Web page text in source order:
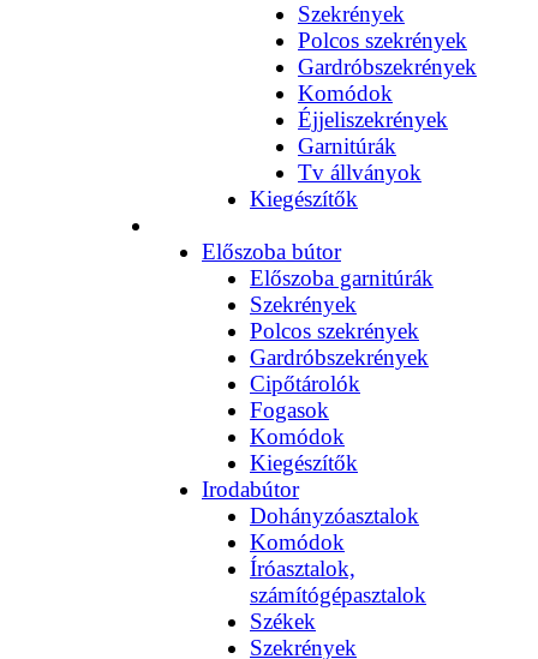
Szekrények
Polcos szekrények
Gardróbszekrények
Komódok
Éjjeliszekrények
Garnitúrák
Tv állványok
Kiegészítők
Előszoba bútor
Előszoba garnitúrák
Szekrények
Polcos szekrények
Gardróbszekrények
Cipőtárolók
Fogasok
Komódok
Kiegészítők
Irodabútor
Dohányzóasztalok
Komódok
Íróasztalok,
számítógépasztalok
Székek
Szekrények